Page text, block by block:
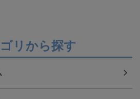
リから探す